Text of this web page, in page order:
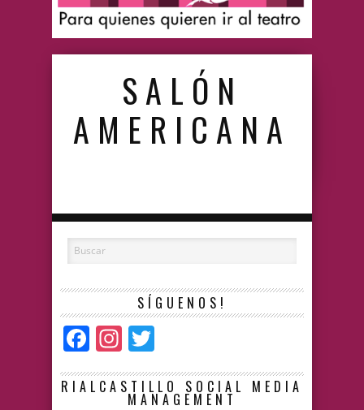
SALÓN
AMERICANA
SÍGUENOS!
Facebook
Instagram
RIALCASTILLO SOCIAL MEDIA
MANAGEMENT